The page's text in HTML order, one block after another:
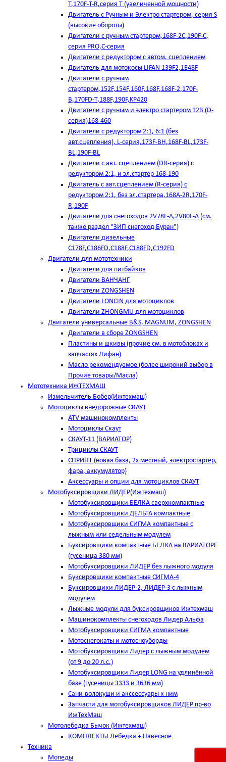
T,170F-T-R,серия Т (увеличенной мощности)
Двигатель с Ручным и Электро стартером, серия S
(высокие обороты)
Двигатели с ручным стартером,168F-2C,190F-C,
серия PRO,C-серия
Двигатели с редуктором с автом. сцеплением
Двигатель для мотокосы LIFAN 139F2,1E48F
Двигатели с ручным
стартером,152F,154F,160F,168F,168F-2,170F-
B,170FD-T,188F,190F,KP420
Двигатели с ручным и электро стартером 12В (D-
серия)168-460
Двигатели с редуктором 2:1, 6:1 (без
авт.сцепления), L-серия,173F-BH,168F-BL,173F-
BL,190F-BL
Двигатели с авт. сцеплением (DR-серия) с
редуктором 2:1, и эл.стартер 168-190
Двигатель с авт.сцеплением (R-серия) с
редуктором 2:1, без эл.стартера,168А-2R,170F-
R,190F
Двигатели для снегоходов 2V78F-A,2V80F-A (см.
также раздел "ЗИП снегоход Буран")
Двигатели дизельные
C178F,С186FD,C188F,C188FD,C192FD
Двигатели для мототехники
Двигатели для питбайков
Двигатели ВАНЧАНГ
Двигатели ZONGSHEN
Двигатели LONCIN для мотоциклов
Двигатели ZHONGMU для мотоциклов
Двигатели универсальные B&S, MAGNUM, ZONGSHEN
Двигатели в сборе ZONGSHEN
Пластины и шкивы (прочие см. в мотоблоках и
запчастях Лифан)
Масло рекомендуемое (более широкий выбор в
Прочие товары/Масла)
Мототехника ИЖТЕХМАШ
Измельчитель Бобер(Ижтехмаш)
Мотоциклы внедорожные СКАУТ
ATV машинокомплекты
Мотоциклы Скаут
СКАУТ-11 (ВАРИАТОР)
Трициклы СКАУТ
СПРИНТ (новая база, 2х местный, электростартер,
фара, аккумулятор)
Аксессуары и опции для мотоциклов СКАУТ
Мотобуксировщики ЛИДЕР(Ижтехмаш)
Мотобуксировщики БЕЛКА сверхкомпактные
Мотобуксировщики ДЕЛЬТА компактные
Мотобуксировщики СИГМА компактные с
лыжным или седельным модулем
Буксировщики компактные БЕЛКА на ВАРИАТОРЕ
(гусеница 380 мм)
Мотобуксировщики ЛИДЕР без лыжного модуля
Буксировщики компактные СИГМА-4
Буксировщики ЛИДЕР-2, ЛИДЕР-3 c лыжным
модулем
Лыжные модули для буксировщиков Ижтехмаш
Машинокомплекты снегоходов Лидер Альфа
Мотобуксировщики СИГМА компактные
Мотоснегокаты и мотосноуборды
Мотобуксировщики Лидер с лыжным модулем
(от 9 до 20 л.с.)
Мотобуксировщики Лидер LONG на удлинённой
базе (гусеницы 3333 и 3636 мм)
Сани-волокуши и акссессуары к ним
Запчасти для мотобуксировщиков ЛИДЕР пр-во
ИжТехМаш
Мотолебедка Бычок (Ижтехмаш)
КОМПЛЕКТЫ Лебедка + Навесное
Техника
Мопеды